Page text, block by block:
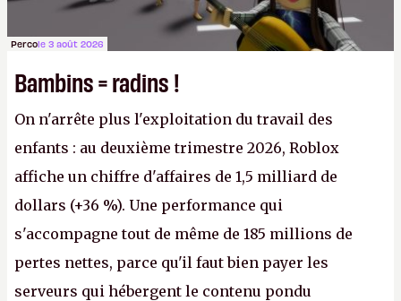
Percole 3 août 2026
Bambins = radins !
On n'arrête plus l'exploitation du travail des
enfants : au deuxième trimestre 2026, Roblox
affiche un chiffre d'affaires de 1,5 milliard de
dollars (+36 %). Une performance qui
s'accompagne tout de même de 185 millions de
pertes nettes, parce qu'il faut bien payer les
serveurs qui hébergent le contenu pondu